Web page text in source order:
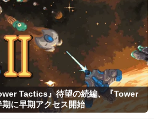
Tactics』待望の続編、『Tower
に早期アクセス開始